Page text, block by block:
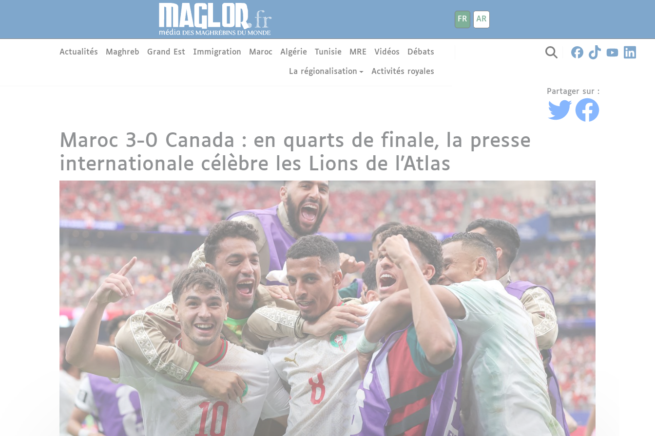
FR
AR
Main menu
Actualités Maghreb Grand Est Immigration Maroc Algérie Tunisie MRE Vidéos Débats
La régionalisation Activités royales
Partager sur :
Maroc 3-0 Canada : en quarts de finale, la presse
internationale célèbre les Lions de l'Atlas